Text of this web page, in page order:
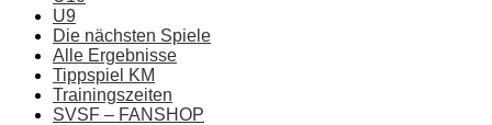
U9
Die nächsten Spiele
Alle Ergebnisse
Tippspiel KM
Trainingszeiten
SVSF – FANSHOP